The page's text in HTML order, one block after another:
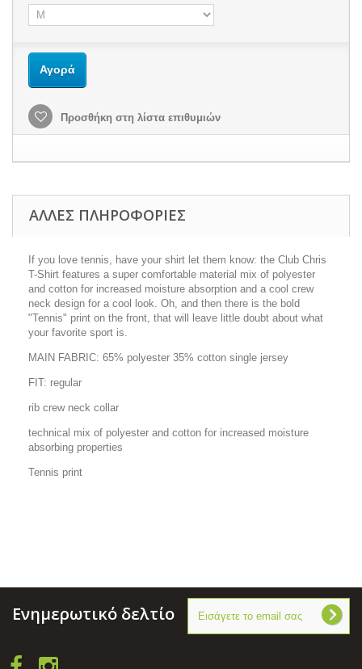
Αγορά
Προσθήκη στη λίστα επιθυμιών
ΑΛΛΕΣ ΠΛΗΡΟΦΟΡΙΕΣ
If you love tennis, have your shirt let them know: the Club Chris
T-Shirt features a super comfortable material mix of polyester
and cotton for increased moisture absorption and a cool crew
neck design for a cool look. Oh, and then there is the bold
"Tennis" print on the front, that will leave little doubt about what
your favorite sport is.
MAIN FABRIC: 65% polyester 35% cotton single jersey
FIT: regular
rib crew neck collar
technical mix of polyester and cotton for increased moisture
absorbing properties
Tennis print
Ενημερωτικό δελτίο